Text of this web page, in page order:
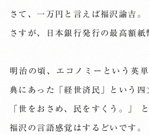
さて、一万円と言えば福沢諭吉。
さすが、日本銀行発行の最高額
明治の頃、エコノミーという英
典にあった「経世済民」という四
「世をおさめ、民をすくう。」
福沢の言語感覚はするどいです。